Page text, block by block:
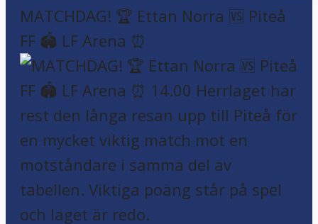
MATCHDAG! 🏆 Ettan Norra 🆚 Piteå
FF 🏟️ LF Arena ⏰